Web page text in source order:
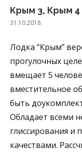
Крым 3, Крым 4
31.10.2018
Лодка “Крым”
прогулочных
вмещает 5
вместительное
быть
Обладает всеми
глиссирования
качествами.